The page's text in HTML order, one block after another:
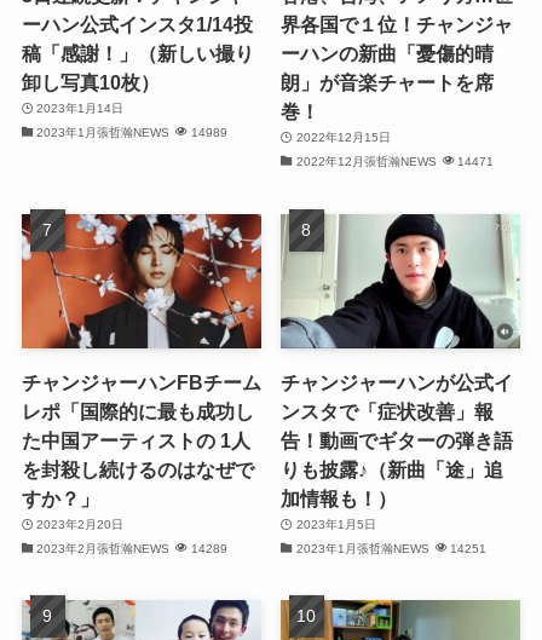
(32)
(32)
(29)
(31)
(32)
(30)
ーハン公式インスタ1/14投
稿「感謝！」（新しい撮り
卸し写真10枚）
2023年1月14日
2023年1月張哲瀚NEWS
14989
界各国で１位！チャンジャ
ーハンの新曲「憂傷的晴
朗」が音楽チャートを席
巻！
2022年12月15日
2022年12月張哲瀚NEWS
14471
チャンジャーハンFBチーム
レポ「国際的に最も成功し
た中国アーティストの 1人
を封殺し続けるのはなぜで
すか？」
2023年2月20日
2023年2月張哲瀚NEWS
14289
チャンジャーハンが公式イ
ンスタで「症状改善」報
告！動画でギターの弾き語
りも披露♪（新曲「途」追
加情報も！）
2023年1月5日
2023年1月張哲瀚NEWS
14251